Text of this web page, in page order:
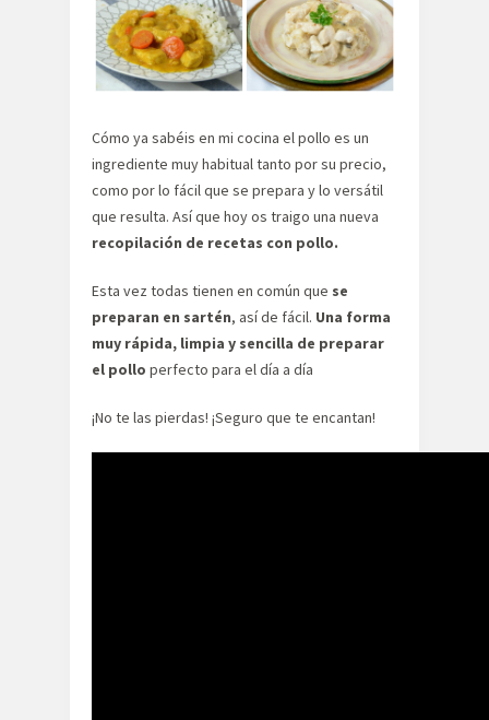
Cómo ya sabéis en mi cocina el pollo es un
ingrediente muy habitual tanto por su precio,
como por lo fácil que se prepara y lo versátil
que resulta. Así que hoy os traigo una nueva
recopilación de recetas con pollo.
Esta vez todas tienen en común que se
preparan en sartén, así de fácil. Una forma
muy rápida, limpia y sencilla de preparar
el pollo perfecto para el día a día
¡No te las pierdas! ¡Seguro que te encantan!